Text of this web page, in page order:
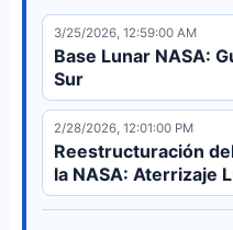
sistemático de China
tripulado para 2030.
3/25/2026, 12:59:00 AM
Base Lunar NASA:
Sur
2/28/2026, 12:01:00 PM
Reestructuración
la NASA: Aterrizaje